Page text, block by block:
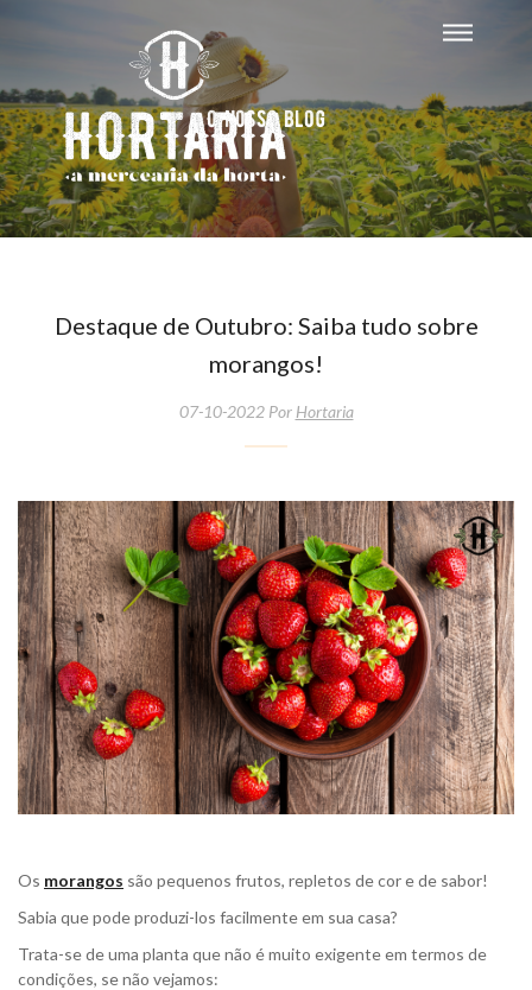
O nosso blog
Destaque de Outubro: Saiba tudo sobre
morangos!
07-10-2022 Por Hortaria
Os morangos são pequenos frutos, repletos de cor e de sabor!
Sabia que pode produzi-los facilmente em sua casa?
Trata-se de uma planta que não é muito exigente em termos de
condições, se não vejamos: